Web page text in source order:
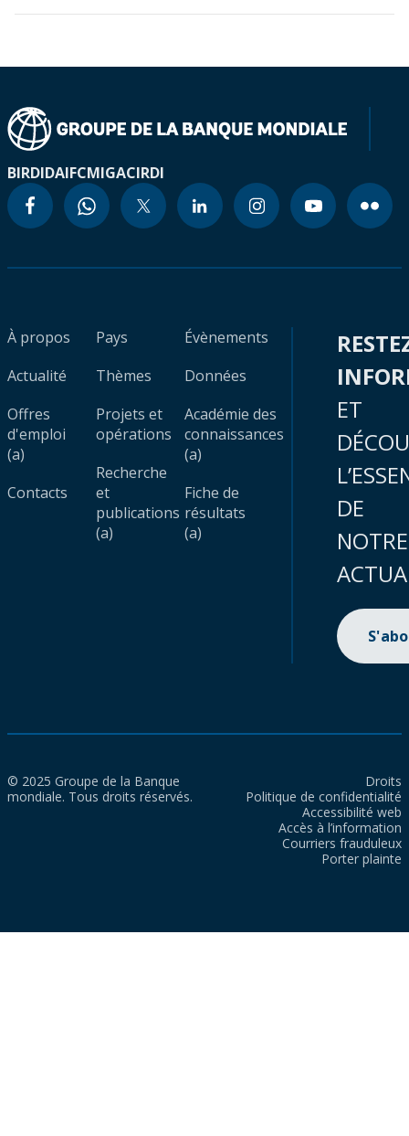
BIRDIDAIFCMIGACIRDI
À propos
Actualité
Offres
d'emploi
(a)
Contacts
Pays
Thèmes
Projets et
opérations
Recherche
et
publications
(a)
Évènements
Données
Académie des
connaissances
(a)
Fiche de
résultats
(a)
ET
DE
NOTRE
© 2025 Groupe de la Banque
mondiale. Tous droits réservés.
Droits
Politique de confidentialité
Accessibilité web
Accès à l’information
Courriers frauduleux
Porter plainte